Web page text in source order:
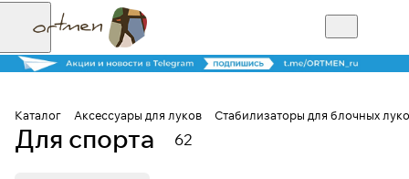
Каталог Аксессуары для луков Стабилизаторы для блочных
Для спорта 62
Для клиентов всех банков